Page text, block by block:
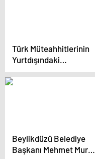
Türk Müteahhitlerinin
Yurtdışındaki
Başarıları Artıyor
Beylikdüzü Belediye
Başkanı Mehmet Murat